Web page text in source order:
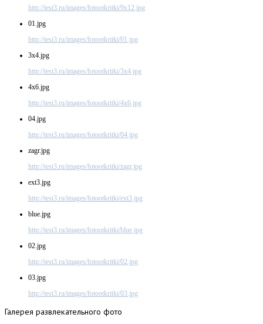
http://test3.ru/images/fotootkritki/9x12.jpg
01.jpg
http://test3.ru/images/fotootkritki/01.jpg
3x4.jpg
http://test3.ru/images/fotootkritki/3x4.jpg
4x6.jpg
http://test3.ru/images/fotootkritki/4x6.jpg
04.jpg
http://test3.ru/images/fotootkritki/04.jpg
zagr.jpg
http://test3.ru/images/fotootkritki/zagr.jpg
ext3.jpg
http://test3.ru/images/fotootkritki/ext3.jpg
blue.jpg
http://test3.ru/images/fotootkritki/blue.jpg
02.jpg
http://test3.ru/images/fotootkritki/02.jpg
03.jpg
http://test3.ru/images/fotootkritki/03.jpg
Галерея развлекательного фото